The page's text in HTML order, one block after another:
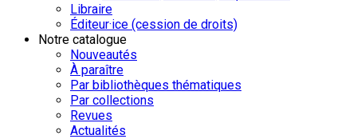
Libraire
Éditeur·ice (cession de droits)
Notre catalogue
Nouveautés
À paraître
Par bibliothèques thématiques
Par collections
Revues
Actualités